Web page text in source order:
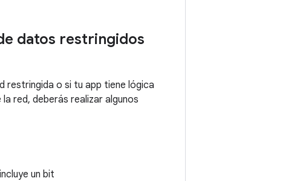
datos restringidos
restringida o si tu app tiene lógica
red, deberás realizar algunos
un bit